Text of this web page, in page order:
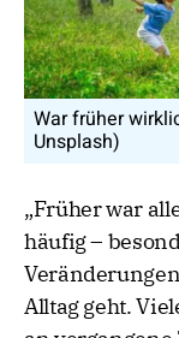
War früher
Unsplash)
„Früher war
häufig –
Alltag geht.